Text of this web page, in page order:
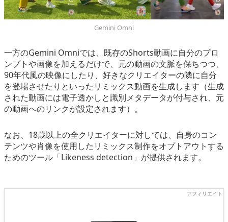
Gemini Omni
一方のGemini Omniでは、既存のShorts動画に自分のプロ
ンプトや画像を加えるだけで、元の動画の文脈を保ちつつ、
90年代風の映像にしたり、好きなクリエイターの隣に自分
を登場させたりといったリミックス動画を生成します（生成
された動画には電子透かしと識別メタデータが付与され、元
の動画へのリンクが設定されます）。
なお、18歳以上の全クリエイターに対しては、自身のコン
テンツや肖像を使用したリミックス制作をオプトアウトする
ためのツール「Likeness detection」が提供されます。